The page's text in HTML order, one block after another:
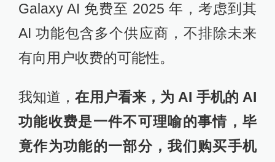
Galaxy AI 免费至 2025 年，考虑到其
AI 功能包含多个供应商，不排除未来
有向用户收费的可能性。
我知道，在用户看来，为 AI 手机的 AI
功能收费是一件不可理喻的事情，毕
竟作为功能的一部分，我们购买手机